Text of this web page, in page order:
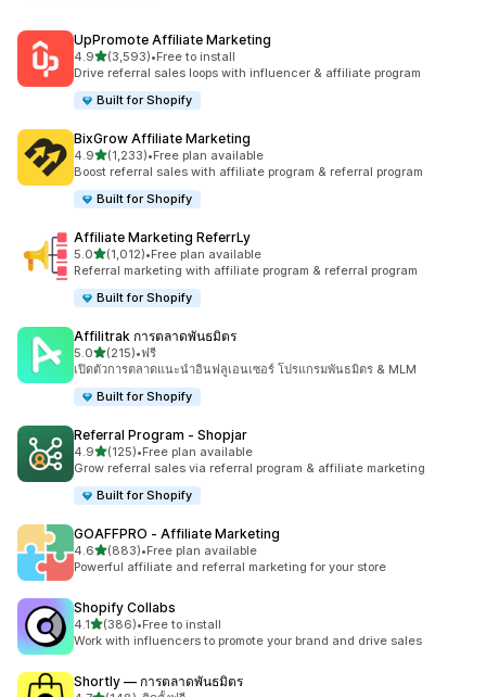
UpPromote Affiliate Marketing
4.9เต็ม 5 ดาว
(3,593)
ทั้งหมด 3593 รีวิว
•Free to install
Drive referral sales loops with influencer & affiliate program
Built for Shopify
BixGrow Affiliate Marketing
4.9เต็ม 5 ดาว
(1,233)
ทั้งหมด 1233 รีวิว
•Free plan available
Boost referral sales with affiliate program & referral program
Built for Shopify
Affiliate Marketing ReferrLy
5.0เต็ม 5 ดาว
(1,012)
ทั้งหมด 1012 รีวิว
•Free plan available
Referral marketing with affiliate program & referral program
Built for Shopify
Affilitrak การตลาดพันธมิตร
5.0เต็ม 5 ดาว
(215)
ทั้งหมด 215 รีวิว
•ฟรี
เปิดตัวการตลาดแนะนำอินฟลูเอนเซอร์ โปรแกรมพันธมิตร & MLM
Built for Shopify
Referral Program ‑ Shopjar
4.9เต็ม 5 ดาว
(125)
ทั้งหมด 125 รีวิว
•Free plan available
Grow referral sales via referral program & affiliate marketing
Built for Shopify
GOAFFPRO ‑ Affiliate Marketing
4.6เต็ม 5 ดาว
(883)
ทั้งหมด 883 รีวิว
•Free plan available
Powerful affiliate and referral marketing for your store
Shopify Collabs
4.1เต็ม 5 ดาว
(386)
ทั้งหมด 386 รีวิว
•Free to install
Work with influencers to promote your brand and drive sales
Shortly — การตลาดพันธมิตร